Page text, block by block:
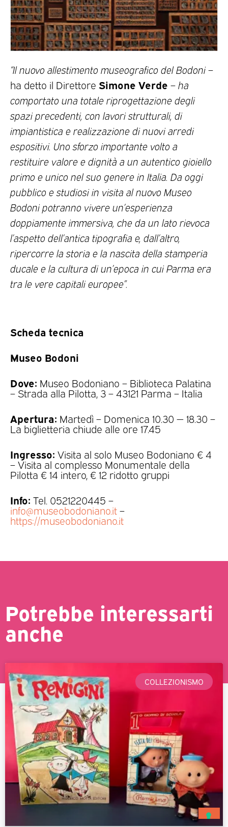
“Il nuovo allestimento museografico del Bodoni–
ha detto il Direttore Simone Verde –ha
comportato una totale riprogettazione degli
spazi precedenti, con lavori strutturali, di
impiantistica e realizzazione di nuovi arredi
espositivi. Uno sforzo importante volto a
restituire valore e dignità a un autentico gioiello
primo e unico nel suo genere in Italia. Da oggi
pubblico e studiosi in visita al nuovo Museo
Bodoni potranno vivere un’esperienza
doppiamente immersiva, che da un lato rievoca
l’aspetto dell’antica tipografia e, dall’altro,
ripercorre la storia e la nascita della stamperia
ducale e la cultura di un’epoca in cui Parma era
tra le vere capitali europee”.
Scheda tecnica
Museo Bodoni
Dove: Museo Bodoniano – Biblioteca Palatina
– Strada alla Pilotta, 3 – 43121 Parma – Italia
Apertura: Martedì – Domenica 10.30 — 18.30 –
La biglietteria chiude alle ore 17.45
Ingresso: Visita al solo Museo Bodoniano € 4
– Visita al complesso Monumentale della
Pilotta € 14 intero, € 12 ridotto gruppi
Info: Tel. 0521220445 –
info@museobodoniano.it–
https://museobodoniano.it
Potrebbe interessarti
anche
COLLEZIONISMO